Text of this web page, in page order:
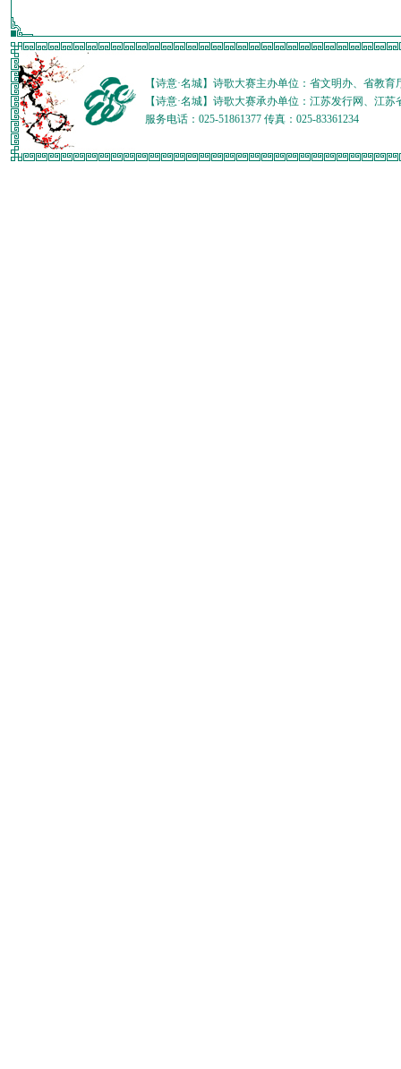
【诗意·名城】诗歌大赛主办单位：省文明办、省教
【诗意·名城】诗歌大赛承办单位：江苏发行网、江
服务电话：025-51861377 传真：025-83361234